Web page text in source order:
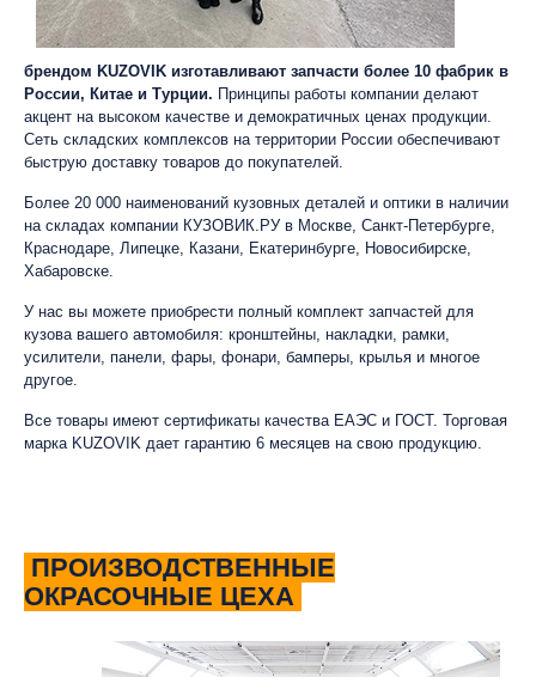
брендом KUZOVIK изготавливают запчасти более 10 фабрик в
России, Китае и Турции. Принципы работы компании делают
акцент на высоком качестве и демократичных ценах продукции.
Сеть складских комплексов на территории России обеспечивают
быструю доставку товаров до покупателей.
Более 20 000 наименований кузовных деталей и оптики в наличии
на складах компании КУЗОВИК.РУ в Москве, Санкт-Петербурге,
Краснодаре, Липецке, Казани, Екатеринбурге, Новосибирске,
Хабаровске.
У нас вы можете приобрести полный комплект запчастей для
кузова вашего автомобиля: кронштейны, накладки, рамки,
усилители, панели, фары, фонари, бамперы, крылья и многое
другое.
Все товары имеют сертификаты качества ЕАЭС и ГОСТ. Торговая
марка KUZOVIK дает гарантию 6 месяцев на свою продукцию.
ПРОИЗВОДСТВЕННЫЕ
ОКРАСОЧНЫЕ ЦЕХА